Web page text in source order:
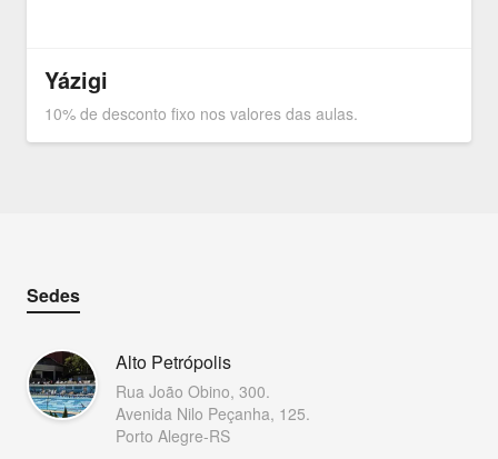
Yázigi
10% de desconto fixo nos valores das aulas.
Sedes
Alto Petrópolis
Rua João Obino, 300.
Avenida Nilo Peçanha, 125.
Porto Alegre-RS